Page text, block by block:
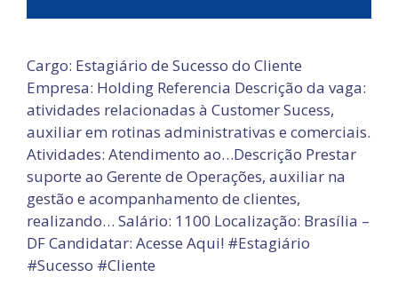
Cargo: Estagiário de Sucesso do Cliente
Empresa: Holding Referencia Descrição da vaga:
atividades relacionadas à Customer Sucess,
auxiliar em rotinas administrativas e comerciais.
Atividades: Atendimento ao…Descrição Prestar
suporte ao Gerente de Operações, auxiliar na
gestão e acompanhamento de clientes,
realizando… Salário: 1100 Localização: Brasília –
DF Candidatar: Acesse Aqui! #Estagiário
#Sucesso #Cliente